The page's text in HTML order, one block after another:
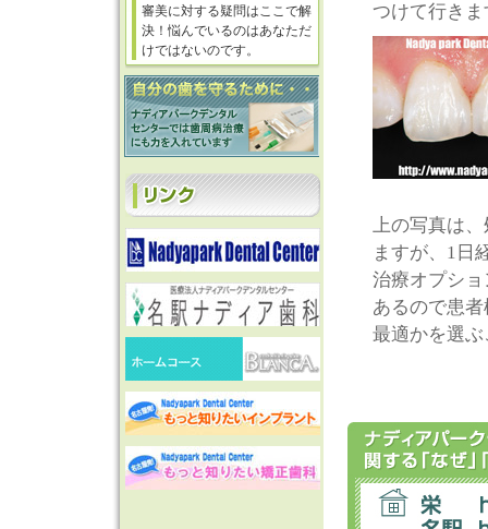
つけて行きま
上の写真は
ますが、1日
治療オプシ
あるので患
最適かを選
審美に対する疑問はここで解
決！悩んでいるのはあなただ
けではないのです。